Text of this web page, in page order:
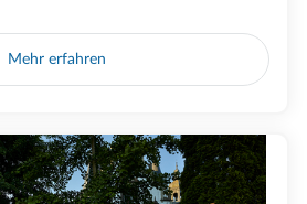
Mehr erfahren